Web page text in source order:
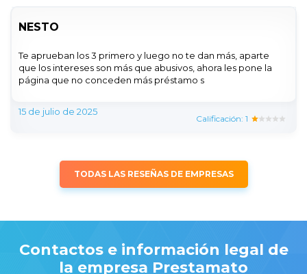
NESTO
Te aprueban los 3 primero y luego no te dan más, aparte
que los intereses son más que abusivos, ahora les pone la
página que no conceden más préstamo s
15 de julio de 2025
Calificación: 1
TODAS LAS RESEÑAS DE EMPRESAS
Contactos e información legal de
la empresa Prestamato